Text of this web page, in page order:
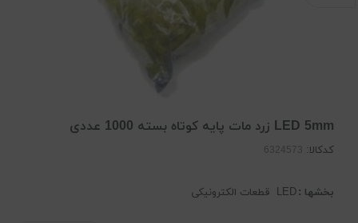
LED 5mm زرد مات پایه کوتاه بسته 1000 عددی
کدکالا:
بخشها :LED قطعات الکترونیکی